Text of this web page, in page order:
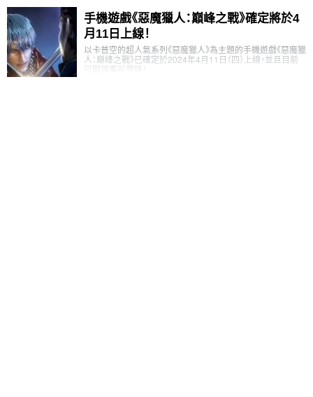
手機遊戲《惡魔獵人：巔峰之戰》確定將於4
月11日上線！
以卡普空的超人氣系列《惡魔獵人》為主題的手機遊戲《惡魔獵
人：巔峰之戰》已確定於2024年4月11日（四）上線，並且目前
已開放事前登錄！